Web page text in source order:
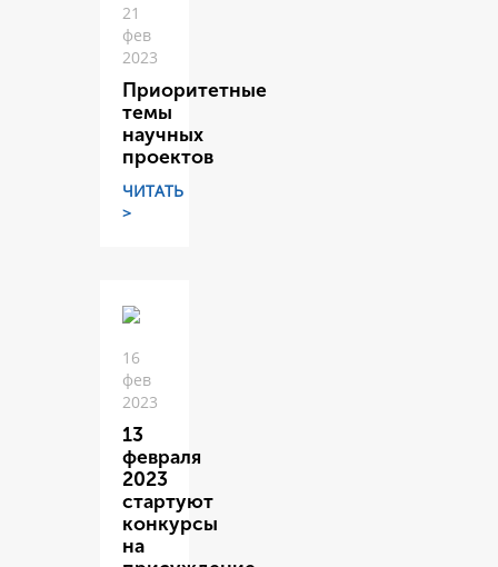
21
фев
2023
Приоритетные
темы
научных
проектов
ЧИТАТЬ
>
16
фев
2023
13
февраля
2023
стартуют
конкурсы
на